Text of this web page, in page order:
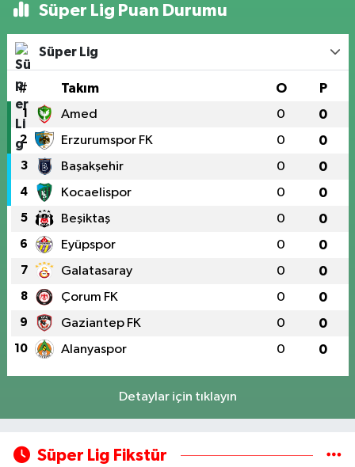
Süper Lig Puan Durumu
Süper Lig
# Takım O P
1 Amed 0 0
2 Erzurumspor FK 0 0
3 Başakşehir 0 0
4 Kocaelispor 0 0
5 Beşiktaş 0 0
6 Eyüpspor 0 0
7 Galatasaray 0 0
8 Çorum FK 0 0
9 Gaziantep FK 0 0
10 Alanyaspor 0 0
Detaylar için tıklayın
Süper Lig Fikstür